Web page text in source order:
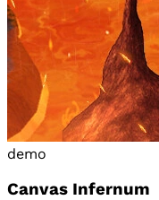
demo
Canvas Infernum